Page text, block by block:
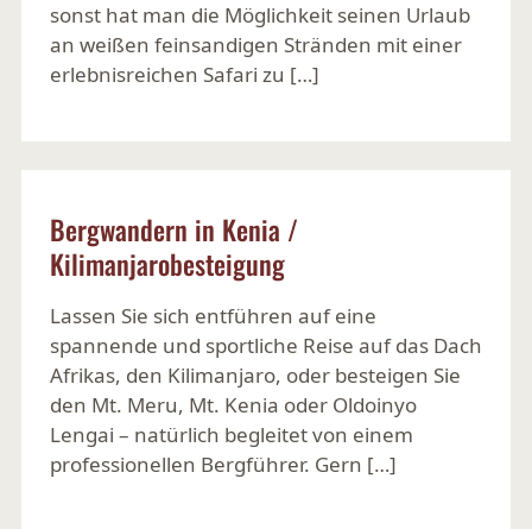
sonst hat man die Möglichkeit seinen Urlaub
an weißen feinsandigen Stränden mit einer
erlebnisreichen Safari zu […]
Bergwandern in Kenia /
Kilimanjarobesteigung
Lassen Sie sich entführen auf eine
spannende und sportliche Reise auf das Dach
Afrikas, den Kilimanjaro, oder besteigen Sie
den Mt. Meru, Mt. Kenia oder Oldoinyo
Lengai – natürlich begleitet von einem
professionellen Bergführer. Gern […]